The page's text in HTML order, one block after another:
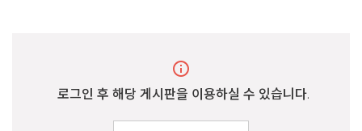
info
로그인 후 해당 게시판을 이용하실 수 있습니다.